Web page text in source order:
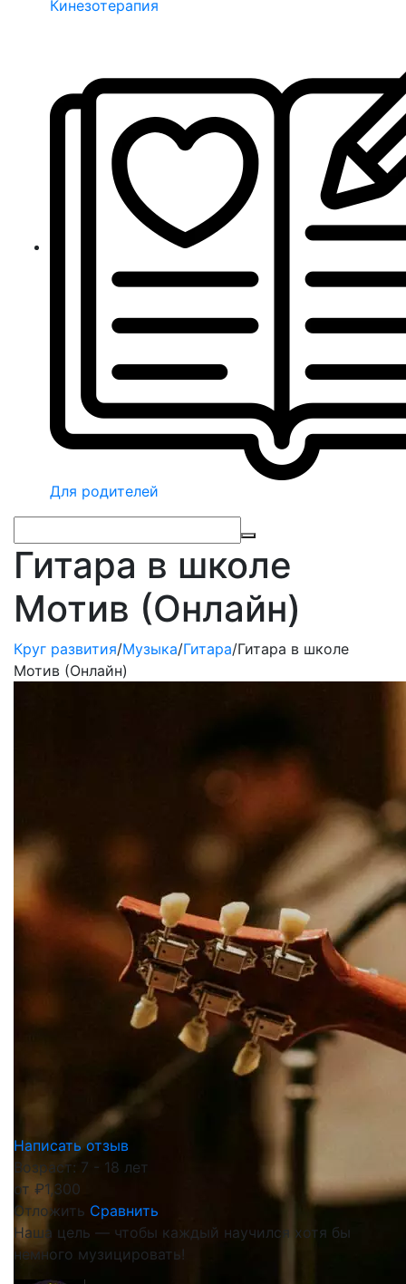
Кинезотерапия
Для родителей
Гитара в школе
Мотив (Онлайн)
Круг развития/Музыка/Гитара/Гитара в школе
Мотив (Онлайн)
Написать отзыв
Возраст: 7 - 18 лет
от ₽1,300
Отложить Сравнить
Наша цель — чтобы каждый научился хотя бы
немного музицировать!